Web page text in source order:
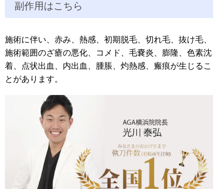
副作用はこちら
施術に伴い、赤み、熱感、初期脱毛、切れ毛、抜け毛、
施術範囲のざ瘡の悪化、コメド、毛嚢炎、膨隆、色素沈
着、点状出血、内出血、腫脹、灼熱感、瘢痕が生じるこ
とがあります。